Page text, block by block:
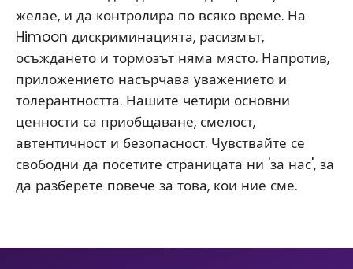
желае, и да контролира по всяко време. На
Himoon дискриминацията, расизмът,
осъждането и тормозът няма място. Напротив,
приложението насърчава уважението и
толерантността. Нашите четири основни
ценности са приобщаване, смелост,
автентичност и безопасност. Чувствайте се
свободни да посетите страницата ни 'за нас', за
да разберете повече за това, кои ние сме.